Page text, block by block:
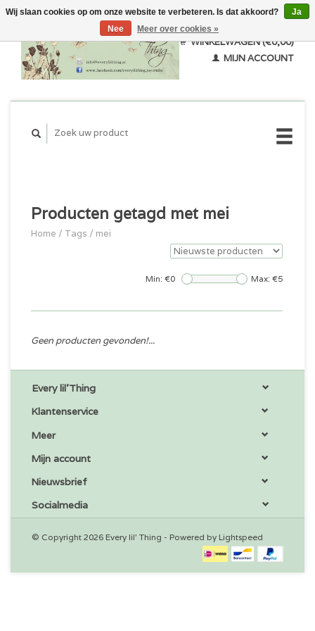
WINKELWAGEN (€0,00)
MIJN ACCOUNT
Producten getagd met mei
Home / Tags / mei
Min: €0 Max: €5
Geen producten gevonden!...
Every lil'Thing
Klantenservice
Meer
Mijn account
Nieuwsbrief
Socialmedia
© Copyright 2026 Every lil' Thing - Powered by Lightspeed
Wij slaan cookies op om onze website te verbeteren. Is dat akkoord?
Ja
Nee
Meer over cookies »